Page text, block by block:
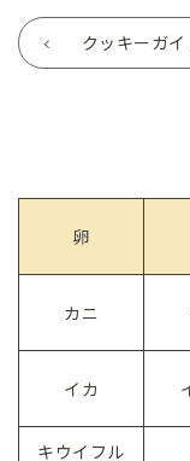
クッキーガ
卵
カニ
イカ
キウイフル